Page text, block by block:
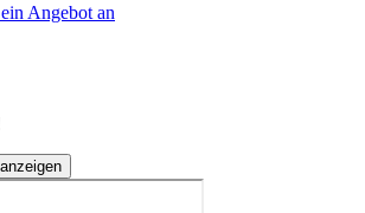
Angebot an